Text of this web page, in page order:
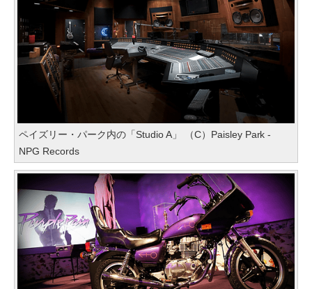
ペイズリー・パーク内の「Studio A」 （C）Paisley Park -
NPG Records